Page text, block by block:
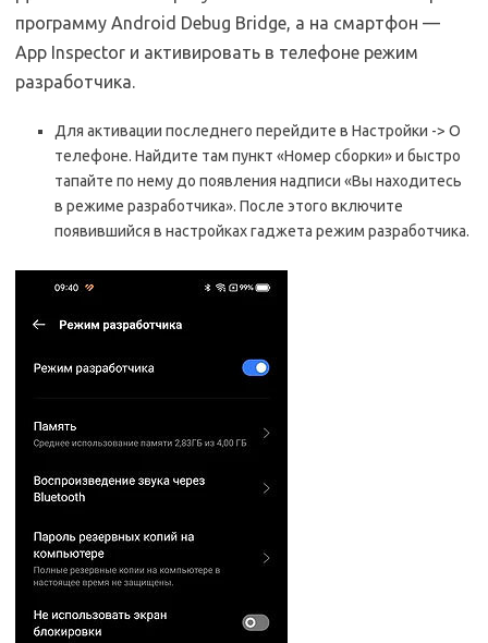
программу Android Debug Bridge, а на смартфон —
App Inspector и активировать в телефоне режим
разработчика.
Для активации последнего перейдите в Настройки -> О
телефоне. Найдите там пункт «Номер сборки» и быстро
тапайте по нему до появления надписи «Вы находитесь
в режиме разработчика». После этого включите
появившийся в настройках гаджета режим разработчика.